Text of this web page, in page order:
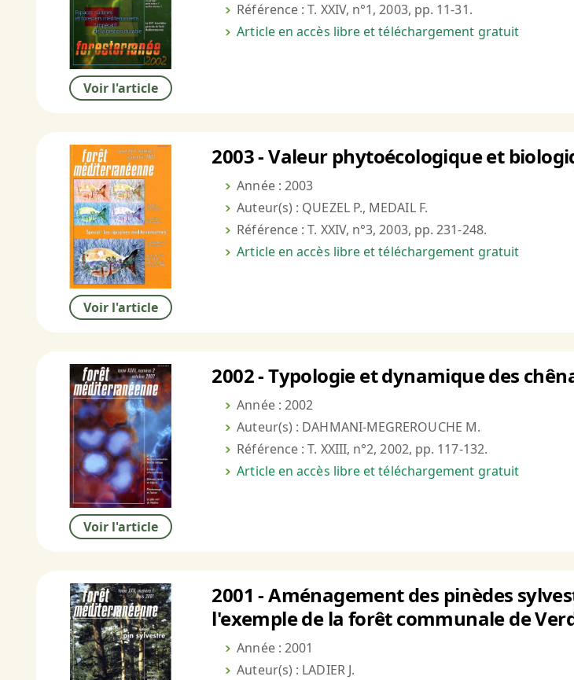
Voir l'article
Référence : T. XXIV, n°1, 2003, pp. 11-31.
Article en accès libre et téléchargement gratuit
Voir l'article
2003 - Valeur phytoécologique et
Année : 2003
Auteur(s) : QUEZEL P., MEDAIL F.
Référence : T. XXIV, n°3, 2003, pp. 231-248.
Article en accès libre et téléchargement gratuit
Voir l'article
2002 - Typologie et dynamique des
Année : 2002
Auteur(s) : DAHMANI-MEGREROUCHE M.
Référence : T. XXIII, n°2, 2002, pp. 117-132.
Article en accès libre et téléchargement gratuit
2001 - Aménagement des pinèdes
l'exemple de la forêt communale de
Année : 2001
Auteur(s) : LADIER J.